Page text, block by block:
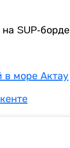
SUP-борде
в море Актау